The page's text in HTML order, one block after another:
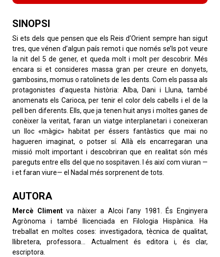
SINOPSI
Si ets dels que pensen que els Reis d’Orient sempre han sigut
tres, que vénen d’algun país remot i que només se’ls pot veure
la nit del 5 de gener, et queda molt i molt per descobrir. Més
encara si et consideres massa gran per creure en donyets,
gambosins, momus o ratolinets de les dents. Com els passa als
protagonistes d’aquesta història: Alba, Dani i Lluna, també
anomenats els Carioca, per tenir el color dels cabells i el de la
pell ben diferents. Ells, que ja tenen huit anys i moltes ganes de
conèixer la veritat, faran un viatge interplanetari i coneixeran
un lloc «màgic» habitat per éssers fantàstics que mai no
hagueren imaginat, o potser sí. Allà els encarregaran una
missió molt important i descobriran que en realitat són més
pareguts entre ells del que no sospitaven. I és així com viuran —
i et faran viure— el Nadal més sorprenent de tots.
AUTORA
Mercè Climentva nàixer a Alcoi l’any 1981. És Enginyera
Agrònoma i també llicenciada en Filologia Hispànica. Ha
treballat en moltes coses: investigadora, tècnica de qualitat,
llibretera, professora… Actualment és editora i, és clar,
escriptora.